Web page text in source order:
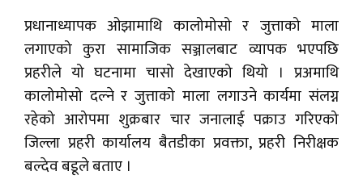
प्रधानाध्यापक ओझामाथि कालोमोसो र जुत्ताको माला
लगाएको कुरा सामाजिक सञ्जालबाट व्यापक भएपछि
प्रहरीले यो घटनामा चासो देखाएको थियो । प्रअमाथि
कालोमोसो दल्ने र जुत्ताको माला लगाउने कार्यमा संलग्न
रहेको आरोपमा शुक्रबार चार जनालाई पक्राउ गरिएको
जिल्ला प्रहरी कार्यालय बैतडीका प्रवक्ता, प्रहरी निरीक्षक
बल्देव बडूले बताए ।